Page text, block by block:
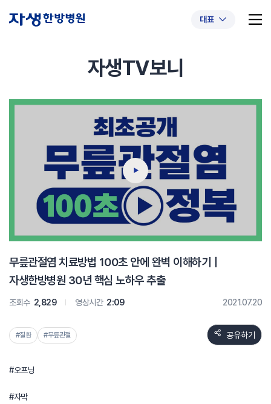
대표
#교통사고후유증 #허리디스크
#추나요법
자생TV보니
무릎관절염 치료방법 100초 안에 완벽 이해하기｜
자생한방병원 30년 핵심 노하우 추출
조회수 2,829 영상시간 2:09 2021.07.20
#질환 #무릎관절 공유하기
#오프닝
#자막